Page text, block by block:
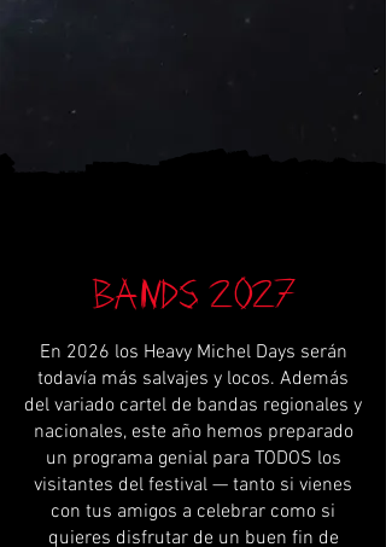
Bands 2027
En 2026 los Heavy Michel Days serán
todavía más salvajes y locos. Además
del variado cartel de bandas regionales y
nacionales, este año hemos preparado
un programa genial para TODOS los
visitantes del festival — tanto si vienes
con tus amigos a celebrar como si
quieres disfrutar de un buen fin de